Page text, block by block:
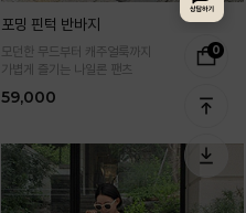
0
포밍 핀턱 반바지
모던한 무드부터 캐주얼룩까지
가볍게 즐기는 나일론 팬츠
59,000